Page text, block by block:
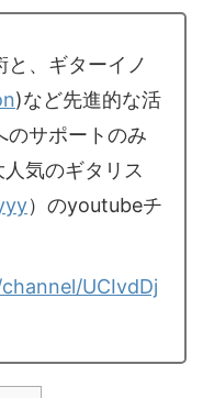
と、ギターイノ
)など先進的な活
のサポートのみ
気のギタリス
）のyoutubeチ
UCIvdDj